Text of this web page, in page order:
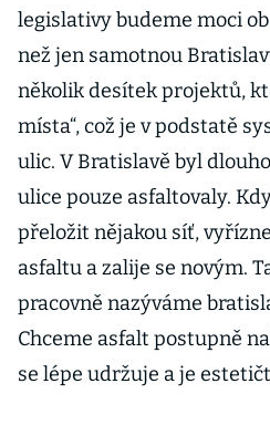
legislativy budeme moci
než jen samotnou
několik desítek projektů,
místa“, což je v podstatě
ulic. V Bratislavě byl
ulice pouze asfaltovaly.
přeložit nějakou síť,
asfaltu a zalije se novým.
pracovně nazýváme
Chceme asfalt postupně
se lépe udržuje a je